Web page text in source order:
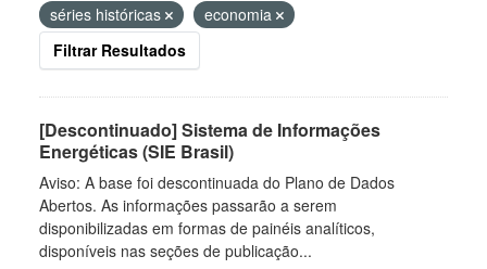
séries históricas
economia
Filtrar Resultados
[Descontinuado] Sistema de Informações
Energéticas (SIE Brasil)
Aviso: A base foi descontinuada do Plano de Dados
Abertos. As informações passarão a serem
disponibilizadas em formas de painéis analíticos,
disponíveis nas seções de publicação...